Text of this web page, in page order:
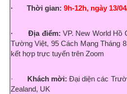
· Thời gian: 9h-12h, ngày 13/
· Địa điểm: VP. New World Hồ
Tường Việt, 95 Cách Mạng Tháng
kết hợp trực tuyến trên Zoom
· Khách mời: Đại diện các
Zealand, UK